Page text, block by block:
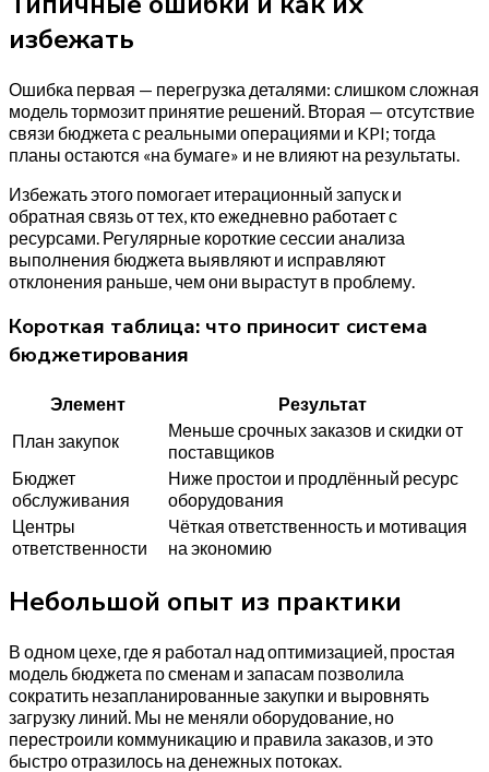
избежать
Ошибка первая — перегрузка деталями: слишком сложная
модель тормозит принятие решений. Вторая — отсутствие
связи бюджета с реальными операциями и KPI; тогда
планы остаются «на бумаге» и не влияют на результаты.
Избежать этого помогает итерационный запуск и
обратная связь от тех, кто ежедневно работает с
ресурсами. Регулярные короткие сессии анализа
выполнения бюджета выявляют и исправляют
отклонения раньше, чем они вырастут в проблему.
Короткая таблица: что приносит система
бюджетирования
Элемент
Результат
План закупок
Меньше срочных заказов и скидки от
поставщиков
Бюджет
обслуживания
Ниже простои и продлённый ресурс
оборудования
Центры
ответственности
Чёткая ответственность и мотивация
на экономию
Небольшой опыт из практики
В одном цехе, где я работал над оптимизацией, простая
модель бюджета по сменам и запасам позволила
сократить незапланированные закупки и выровнять
загрузку линий. Мы не меняли оборудование, но
перестроили коммуникацию и правила заказов, и это
быстро отразилось на денежных потоках.